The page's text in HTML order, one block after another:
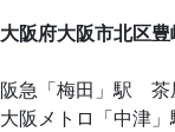
大阪府大阪市北区
阪急「梅田」駅 茶
大阪メトロ「中津